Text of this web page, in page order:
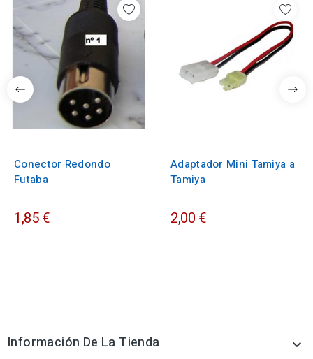
Conector Redondo
Futaba
1,85 €
Adaptador Mini Tamiya a
Tamiya
2,00 €
Información De La Tienda 